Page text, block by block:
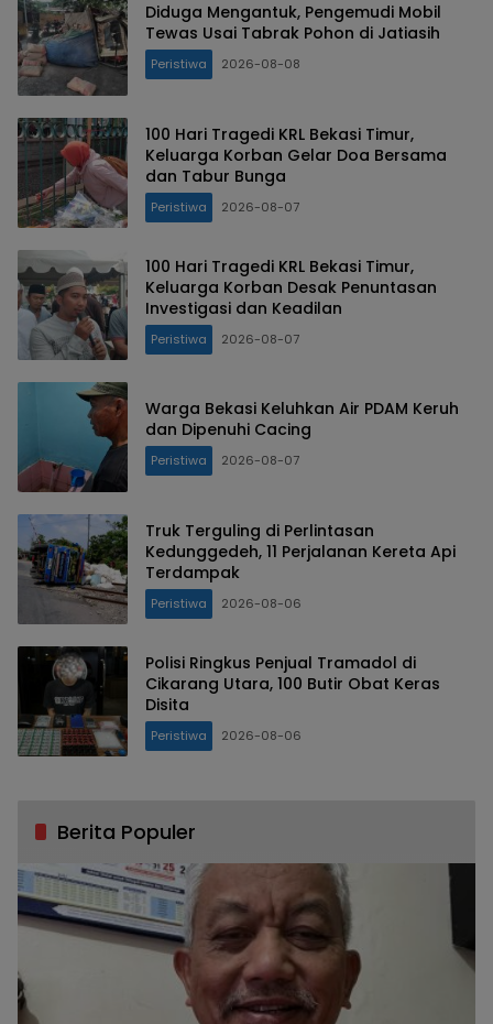
Diduga Mengantuk, Pengemudi Mobil
Tewas Usai Tabrak Pohon di Jatiasih
Peristiwa 2026-08-08
100 Hari Tragedi KRL Bekasi Timur,
Keluarga Korban Gelar Doa Bersama
dan Tabur Bunga
Peristiwa 2026-08-07
100 Hari Tragedi KRL Bekasi Timur,
Keluarga Korban Desak Penuntasan
Investigasi dan Keadilan
Peristiwa 2026-08-07
Warga Bekasi Keluhkan Air PDAM Keruh
dan Dipenuhi Cacing
Peristiwa 2026-08-07
Truk Terguling di Perlintasan
Kedunggedeh, 11 Perjalanan Kereta Api
Terdampak
Peristiwa 2026-08-06
Polisi Ringkus Penjual Tramadol di
Cikarang Utara, 100 Butir Obat Keras
Disita
Peristiwa 2026-08-06
Berita Populer